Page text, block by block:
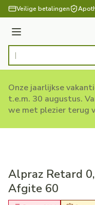
Ga naar de inhoud
Veilige betalingen
Menu
Product, merk,
Onze jaarlijkse
t.e.m. 30 augustus.
we met plezier terug
Alpraz Retard
Afgite 60